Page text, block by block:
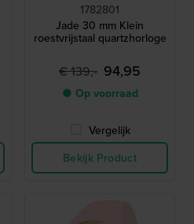
1782801
Jade 30 mm Klein
roestvrijstaal quartzhorloge
€ 139,- 94,95
● Op voorraad
Vergelijk
Bekijk Product